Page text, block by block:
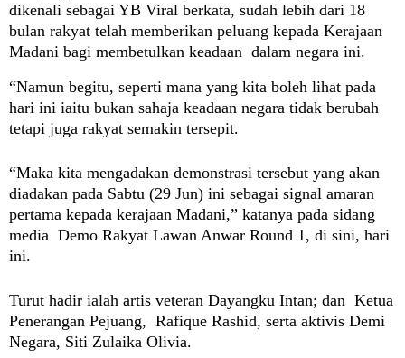
dikenali sebagai YB Viral berkata, sudah lebih dari 18
bulan rakyat telah memberikan peluang kepada Kerajaan
Madani bagi membetulkan keadaan dalam negara ini.
“Namun begitu, seperti mana yang kita boleh lihat pada
hari ini iaitu bukan sahaja keadaan negara tidak berubah
tetapi juga rakyat semakin tersepit.
“Maka kita mengadakan demonstrasi tersebut yang akan
diadakan pada Sabtu (29 Jun) ini sebagai signal amaran
pertama kepada kerajaan Madani,” katanya pada sidang
media Demo Rakyat Lawan Anwar Round 1, di sini, hari
ini.
Turut hadir ialah artis veteran Dayangku Intan; dan Ketua
Penerangan Pejuang, Rafique Rashid, serta aktivis Demi
Negara, Siti Zulaika Olivia.